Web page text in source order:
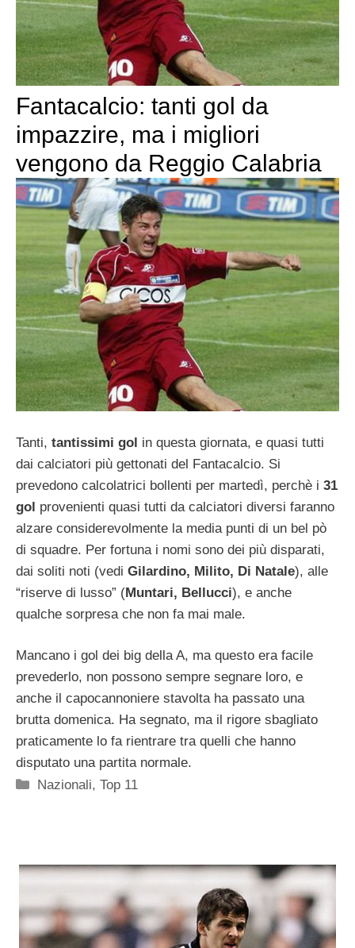
Fantacalcio: tanti gol da
impazzire, ma i migliori
vengono da Reggio Calabria
Tanti, tantissimi gol in questa giornata, e quasi tutti
dai calciatori più gettonati del Fantacalcio. Si
prevedono calcolatrici bollenti per martedì, perchè i 31
gol provenienti quasi tutti da calciatori diversi faranno
alzare considerevolmente la media punti di un bel pò
di squadre. Per fortuna i nomi sono dei più disparati,
dai soliti noti (vedi Gilardino, Milito, Di Natale), alle
“riserve di lusso” (Muntari, Bellucci), e anche
qualche sorpresa che non fa mai male.
Mancano i gol dei big della A, ma questo era facile
prevederlo, non possono sempre segnare loro, e
anche il capocannoniere stavolta ha passato una
brutta domenica. Ha segnato, ma il rigore sbagliato
praticamente lo fa rientrare tra quelli che hanno
disputato una partita normale.
Categorie
Nazionali,Top 11